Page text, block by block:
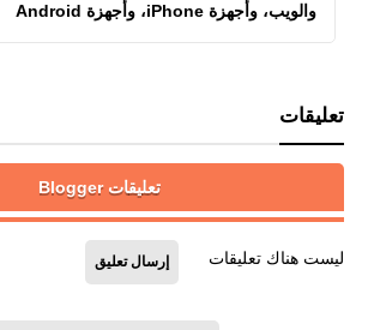
والويب، وأجهزة iPhone، وأجهزة Android
تعليقات
تعليقات Blogger
ليست هناك تعليقات إرسال تعليق